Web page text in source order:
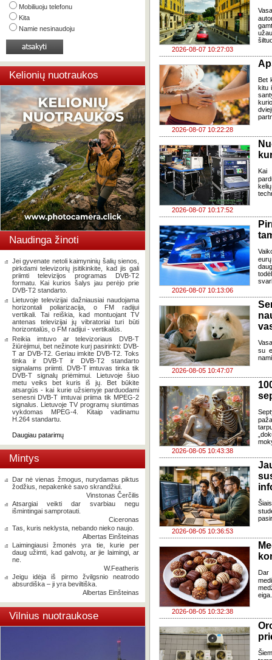
Mobiliuoju telefonu
Kita
Namie nesinaudoju
Kelionių nuotraukos
Naudinga žinoti
Jei gyvenate netoli kaimyninių šalių sienos,
pirkdami televizorių įsitikinkite, kad jis gali
priimti televizijos programas DVB-T2
formatu. Kai kurios šalys jau perėjo prie
DVB-T2 standarto.
Lietuvoje televizijai dažniausiai naudojama
horizontali poliarizacija, o FM radijui
vertikali. Tai reiškia, kad montuojant TV
antenas televizijai jų vibratoriai turi būti
horizontalūs, o FM radijui - vertikalūs.
Reikia imtuvo ar televizoriaus DVB-T
žiūrėjimui, bet nežinote kurį pasirinkti: DVB-
T ar DVB-T2. Geriau imkite DVB-T2. Toks
tinka ir DVB-T ir DVB-T2 standarto
signalams priimti. DVB-T imtuvas tinka tik
DVB-T signalų priėmimui. Lietuvoje šiuo
metu veiks bet kuris iš jų. Bet būkite
atsargūs - kai kurie užsienyje parduodami
senesni DVB-T imtuvai priima tik MPEG-2
signalus. Lietuvoje TV programų siuntimas
vykdomas MPEG-4. Kitaip vadinamu
H.264 standartu.
Daugiau patarimų
Mintys
Dar nė vienas žmogus, nurydamas piktus
žodžius, nepakenkė savo skrandžiui.
Vinstonas Čerčilis
Atsargiai veikti dar svarbiau negu
išmintingai samprotauti.
Ciceronas
Tas, kuris neklysta, nebando nieko naujo.
Albertas Einšteinas
Laimingiausi žmonės yra tie, kurie per
daug užimti, kad galvotų, ar jie laimingi, ar
ne.
W.Featheris
Jeigu idėja iš pirmo žvilgsnio neatrodo
absurdiška – ji yra beviltiška.
Albertas Einšteinas
Vilnius nuotraukose
2026-08-07 10:27:03
2026-08-07 10:22:28
Bet
kitu
2026-08-07 10:17:52
Kai
2026-08-07 10:13:06
2026-08-05 10:47:07
su
2026-08-05 10:43:38
2026-08-05 10:36:53
2026-08-05 10:32:38
Dar